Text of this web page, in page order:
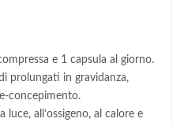
e 1 capsula al giorno.
prolungati in gravidanza,
concepimento.
luce, all’ossigeno, al calore e